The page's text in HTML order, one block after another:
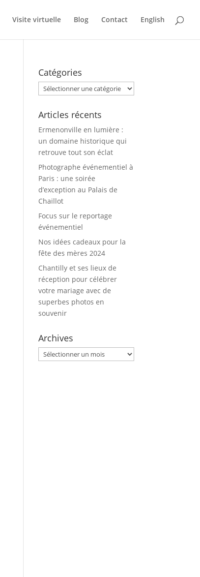
Visite virtuelle Blog Contact English
Catégories
Catégories
Articles récents
Ermenonville en lumière :
un domaine historique qui
retrouve tout son éclat
Photographe événementiel à
Paris : une soirée
d’exception au Palais de
Chaillot
Focus sur le reportage
événementiel
Nos idées cadeaux pour la
fête des mères 2024
Chantilly et ses lieux de
réception pour célébrer
votre mariage avec de
superbes photos en
souvenir
Archives
Archives